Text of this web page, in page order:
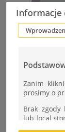
Informacje
Zanim
prosimy o
Brak zgody
lub local